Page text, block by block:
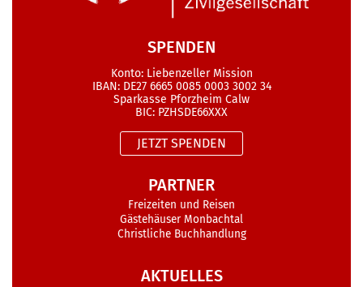
SPENDEN
Konto: Liebenzeller Mission
IBAN: DE27 6665 0085 0003 3002 34
Sparkasse Pforzheim Calw
BIC: PZHSDE66XXX
JETZT SPENDEN
PARTNER
Freizeiten und Reisen
Gästehäuser Monbachtal
Christliche Buchhandlung
AKTUELLES